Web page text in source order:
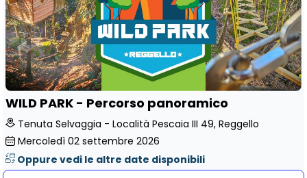
WILD PARK - Percorso panoramico
Tenuta Selvaggia - Località Pescaia III 49, Reggello
Mercoledì 02 settembre 2026
Oppure vedi le altre date disponibili